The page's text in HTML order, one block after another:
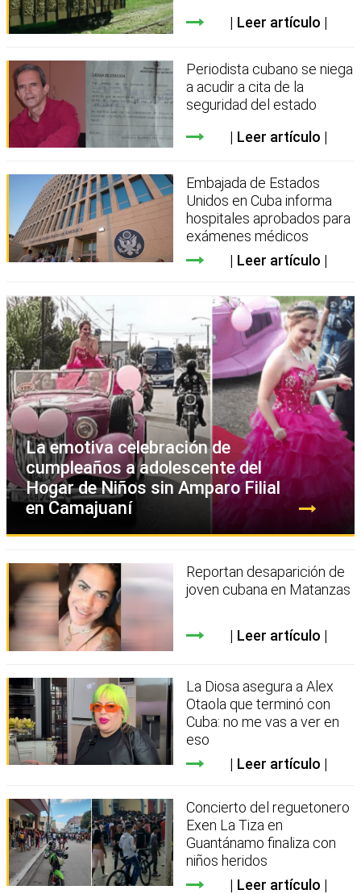
Leer artículo
Periodista cubano se niega
a acudir a cita de la
seguridad del estado
Leer artículo
Embajada de Estados
Unidos en Cuba informa
hospitales aprobados para
exámenes médicos
Leer artículo
La emotiva celebración de
cumpleaños a adolescente del
Hogar de Niños sin Amparo Filial
en Camajuaní
Reportan desaparición de
joven cubana en Matanzas
Leer artículo
La Diosa asegura a Alex
Otaola que terminó con
Cuba: no me vas a ver en
eso
Leer artículo
Concierto del reguetonero
Exen La Tiza en
Guantánamo finaliza con
niños heridos
Leer artículo